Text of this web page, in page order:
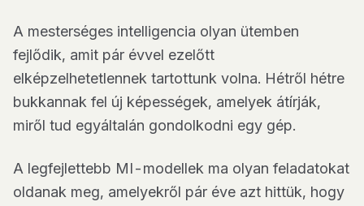
A mesterséges intelligencia olyan ütemben
fejlődik, amit pár évvel ezelőtt
elképzelhetetlennek tartottunk volna. Hétről hétre
bukkannak fel új képességek, amelyek átírják,
miről tud egyáltalán gondolkodni egy gép.
A legfejlettebb MI-modellek ma olyan feladatokat
oldanak meg, amelyekről pár éve azt hittük, hogy